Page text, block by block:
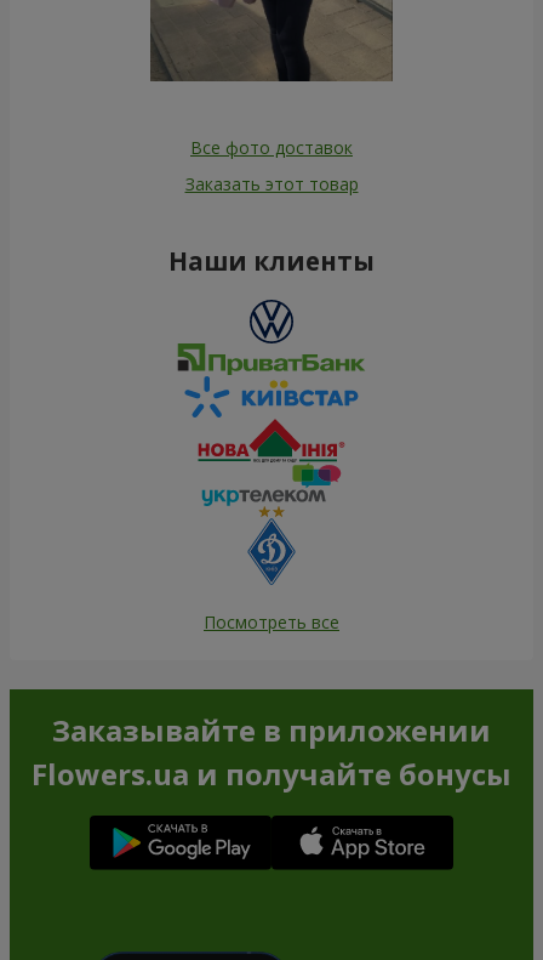
Все фото доставок
Заказать этот товар
Наши клиенты
Посмотреть все
Заказывайте в приложении
Flowers.ua и получайте бонусы